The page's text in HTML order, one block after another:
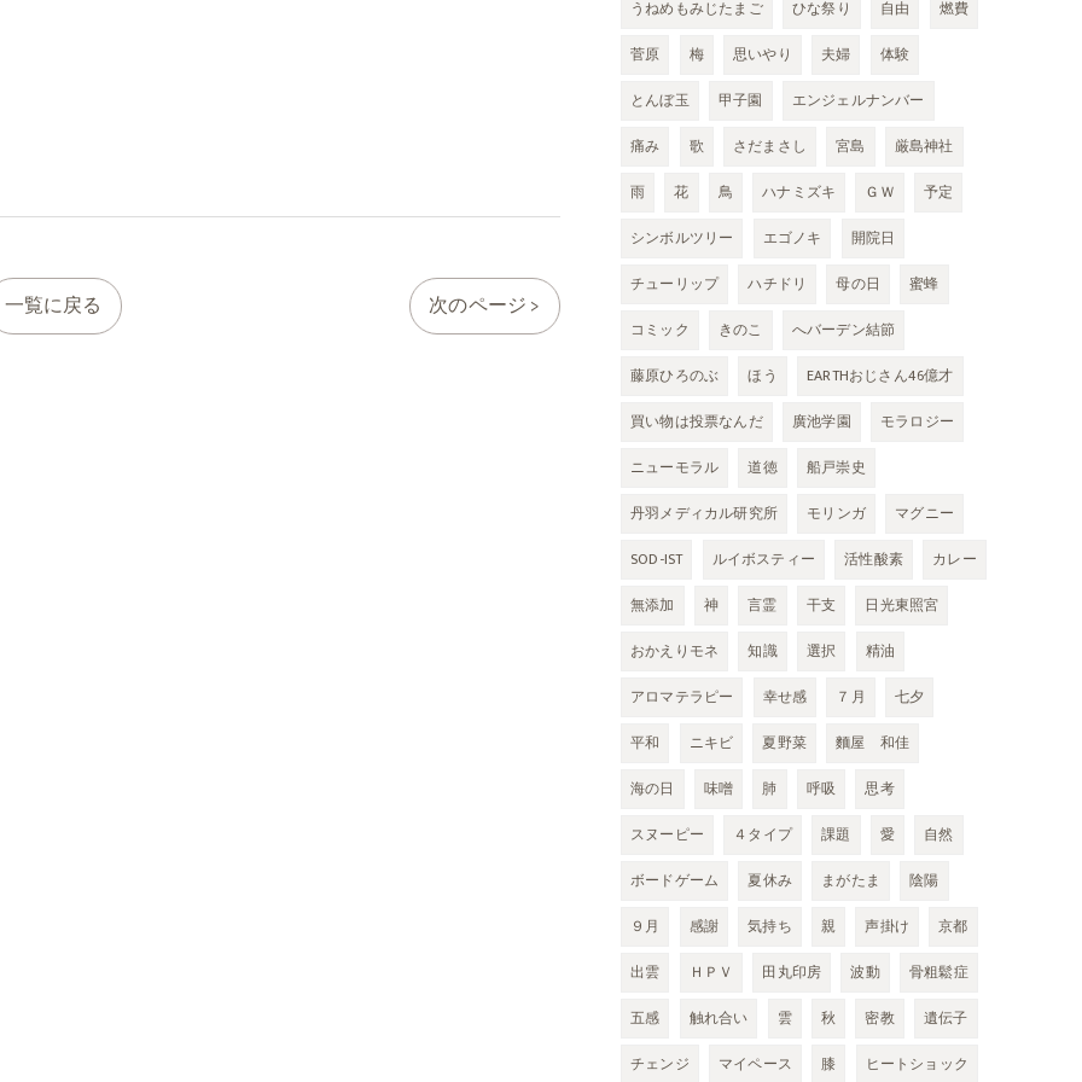
一覧に戻る 次のページ >
うねめもみじたまご
ひな祭り 自由
燃費
菅原
梅 思いやり 夫婦
体験
とんぼ玉
甲子園
エンジェルナンバー
痛み
歌 さだまさし 宮島
厳島神社
雨
花 鳥 ハナミズキ ＧＷ
予定
シンボルツリー
エゴノキ
開院日
チューリップ
ハチドリ 母の日
蜜蜂
コミック
きのこ
へバーデン結節
藤原ひろのぶ
ほう
EARTHおじさん46億才
買い物は投票なんだ
廣池学園
モラロジー
ニューモラル
道徳
船戸崇史
丹羽メディカル研究所
モリンガ
マグニー
SOD-IST
ルイボスティー 活性酸素
カレー
無添加
神 言霊 干支
日光東照宮
おかえりモネ
知識 選択
精油
アロマテラピー
幸せ感 ７月
七夕
平和
ニキビ 夏野菜
麵屋 和佳
海の日
味噌 肺 呼吸
思考
スヌーピー
４タイプ 課題 愛
自然
ボードゲーム
夏休み まがたま
陰陽
９月
感謝 気持ち 親 声掛け
京都
出雲
ＨＰＶ 田丸印房 波動
骨粗鬆症
五感
触れ合い 雲 秋 密教
遺伝子
チェンジ
マイペース 膝 ヒートショック